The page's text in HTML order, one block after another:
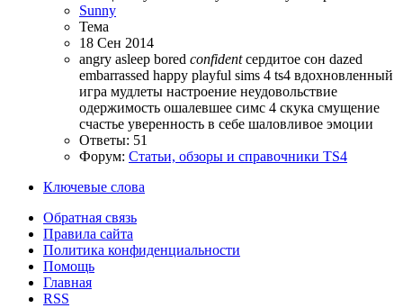
Sunny
Тема
18 Сен 2014
angry asleep bored confident cердитое cон dazed
embarrassed happy playful sims 4 ts4 вдохновленный
игра мудлеты настроение неудовольствие
одержимость ошалевшее симс 4 скука смущение
счастье уверенность в себе шаловливое эмоции
Ответы: 51
Форум: Статьи, обзоры и справочники TS4
Ключевые слова
Обратная связь
Правила сайта
Политика конфиденциальности
Помощь
Главная
RSS